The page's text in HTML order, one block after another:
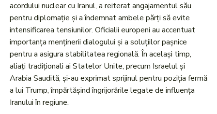
acordului nuclear cu Iranul, a reiterat angajamentul său
pentru diplomație și a îndemnat ambele părți să evite
intensificarea tensiunilor. Oficialii europeni au accentuat
importanța menținerii dialogului și a soluțiilor pașnice
pentru a asigura stabilitatea regională. În același timp,
aliați tradiționali ai Statelor Unite, precum Israelul și
Arabia Saudită, și-au exprimat sprijinul pentru poziția fermă
a lui Trump, împărtășind îngrijorările legate de influența
Iranului în regiune.